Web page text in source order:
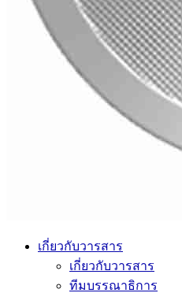
เกี่ยวกับวารสาร
เกี่ยวกับวารสาร
ทีมบรรณาธิการ